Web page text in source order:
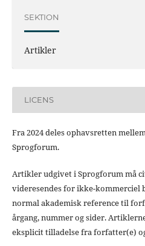
SEKTION
Artikler
LICENS
Fra 2024 deles ophavsretten
Sprogforum.
Artikler udgivet i Sprogforum må
videresendes for ikke-
normal akademisk reference til
årgang, nummer og sider.
eksplicit tilladelse fra forfatter(e)